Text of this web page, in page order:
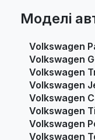
Моделі
Volkswagen
Volkswagen
Volkswagen
Volkswagen
Volkswagen
Volkswagen
Volkswagen
Volkswagen